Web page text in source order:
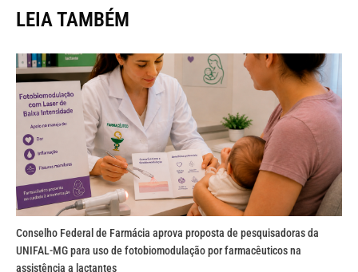
LEIA TAMBÉM
Conselho Federal de Farmácia aprova proposta de pesquisadoras da
UNIFAL-MG para uso de fotobiomodulação por farmacêuticos na
assistência a lactantes